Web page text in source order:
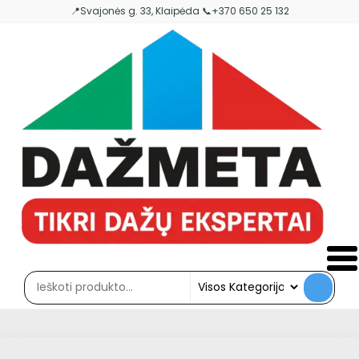
📍Svajonės g. 33, Klaipėda 📞+370 650 25 132